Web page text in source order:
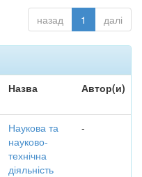
назад 1 далі
Назва Автор(и)
Наукова та
науково-
технічна
діяльність
-